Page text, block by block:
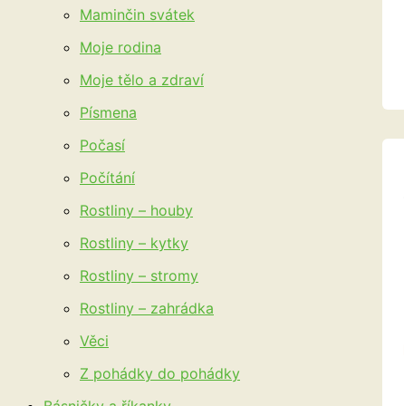
Maminčin svátek
Moje rodina
Moje tělo a zdraví
Písmena
Počasí
Počítání
Rostliny – houby
Rostliny – kytky
Rostliny – stromy
Rostliny – zahrádka
Věci
Z pohádky do pohádky